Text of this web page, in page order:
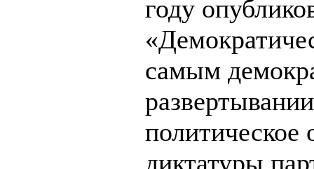
году
самым
политическое
диктатуры